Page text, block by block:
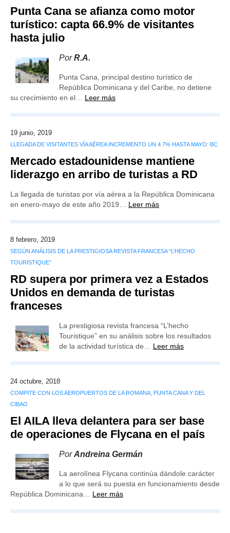
Punta Cana se afianza como motor
turístico: capta 66.9% de visitantes
hasta julio
PorR.A.
Punta Cana, principal destino turístico de
República Dominicana y del Caribe, no detiene
su crecimiento en el… Leer más
19 junio, 2019
LLEGADA DE VISITANTES VÍA AÉREA INCREMENTO UN 4.7% HASTA MAYO: BC
Mercado estadounidense mantiene
liderazgo en arribo de turistas a RD
La llegada de turistas por vía aérea a la República Dominicana
en enero-mayo de este año 2019… Leer más
8 febrero, 2019
SEGÚN ANÁLISIS DE LA PRESTIGIOSA REVISTA FRANCESA “L’HECHO
TOURISTIQUE”
RD supera por primera vez a Estados
Unidos en demanda de turistas
franceses
La prestigiosa revista francesa “L’hecho
Touristique” en su análisis sobre los resultados
de la actividad turística de… Leer más
24 octubre, 2018
COMPITE CON LOS AEROPUERTOS DE LA ROMANA, PUNTA CANA Y DEL
CIBAO
El AILA lleva delantera para ser base
de operaciones de Flycana en el país
PorAndreina Germán
La aerolínea Flycana continúa dándole carácter
a lo que será su puesta en funcionamiento desde
República Dominicana… Leer más